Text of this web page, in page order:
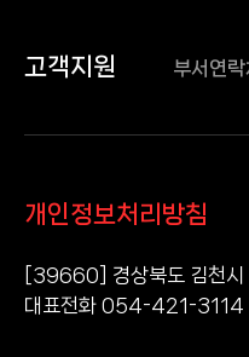
고객지원 부서연락
개인정보처리방침
[39660] 경상북도 김천시
대표전화 054-421-3114